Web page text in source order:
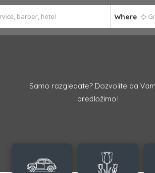
Where
Samo razgledate? Dozvolite da
predložimo!